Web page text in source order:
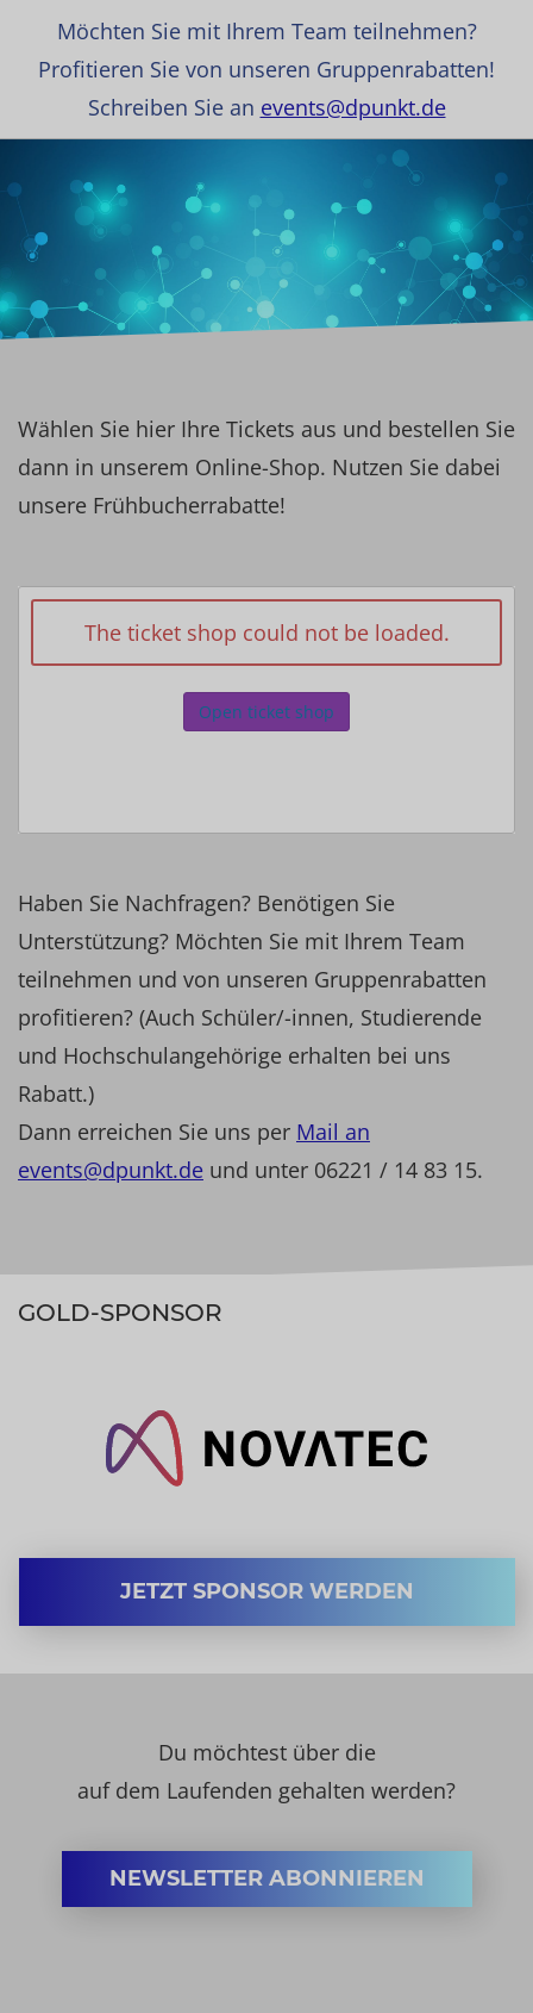
Möchten Sie mit Ihrem Team teilnehmen?
Profitieren Sie von unseren Gruppenrabatten!
Schreiben Sie an events@dpunkt.de
Wählen Sie hier Ihre Tickets aus und bestellen Sie
dann in unserem Online-Shop. Nutzen Sie dabei
unsere Frühbucherrabatte!
The ticket shop could not be loaded.
Open ticket shop
Haben Sie Nachfragen? Benötigen Sie
Unterstützung? Möchten Sie mit Ihrem Team
teilnehmen und von unseren Gruppenrabatten
profitieren? (Auch Schüler/-innen, Studierende
und Hochschulangehörige erhalten bei uns
Rabatt.)
Dann erreichen Sie uns per Mail an
events@dpunkt.de und unter 06221 / 14 83 15.
GOLD-SPONSOR
JETZT SPONSOR WERDEN
Du möchtest über die
auf dem Laufenden gehalten werden?
NEWSLETTER ABONNIEREN